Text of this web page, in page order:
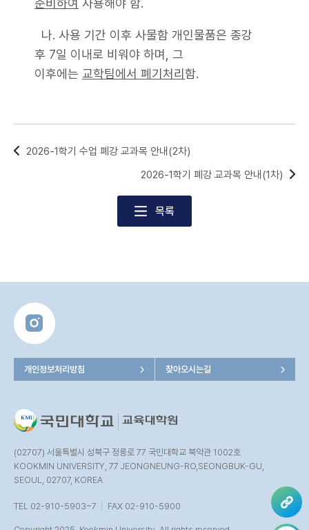
준비하여 사용해야 함.
나. 사용 기간 이후 사물함 개인물품은 종강
후 7일 이내로 비워야 하며, 그
이후에는 교학팀에서 폐기처리 함.
2026-1학기 수업 폐강 교과목 안내(2차)
목록
2026-1학기 폐강 교과목 안내(1차)
(02707) 서울특별시 성북구 정릉로 77 국민대학교 북악관 1002호
KOOKMIN UNIVERSITY, 77 JEONGNEUNG-RO,SEONGBUK-GU,
SEOUL, 02707, KOREA
TEL 02-910-5903~7 FAX 02-910-5900
개인정보처리방침 찾아오시는길